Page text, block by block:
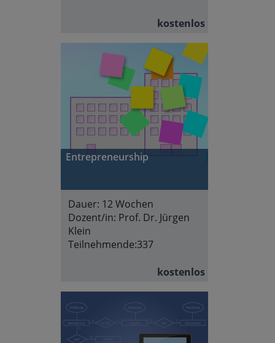
kostenlos
Entrepreneurship
Dauer: 12 Wochen
Dozent/in: Prof. Dr. Jürgen
Klein
Teilnehmende:337
kostenlos